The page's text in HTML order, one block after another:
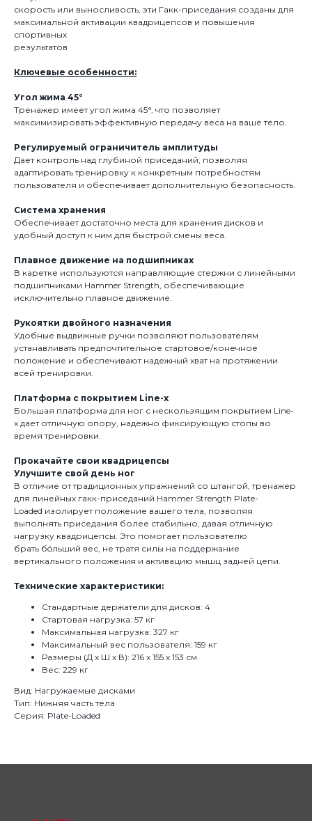
скорость или выносливость, эти Гакк-приседания созданы для
максимальной активации квадрицепсов и повышения
спортивных
результатов
Ключевые особенности:
Угол жима 45°
Тренажер имеет угол жима 45°, что позволяет
максимизировать эффективную передачу веса на ваше тело.
Регулируемый ограничитель амплитуды
Дает контроль над глубиной приседаний, позволяя
адаптировать тренировку к конкретным потребностям
пользователя и обеспечивает дополнительную безопасность.
Система хранения
Обеспечивает достаточно места для хранения дисков и
удобный доступ к ним для быстрой смены веса.
Плавное движение на подшипниках
В каретке используются направляющие стержни с линейными
подшипниками Hammer Strength, обеспечивающие
исключительно плавное движение.
Рукоятки двойного назначения
Удобные выдвижные ручки позволяют пользователям
устанавливать предпочтительное стартовое/конечное
положение и обеспечивают надежный хват на протяжении
всей тренировки.
Платформа с покрытием Line-x
Большая платформа для ног с нескользящим покрытием Line-
x дает отличную опору, надежно фиксирующую стопы во
время тренировки.
Прокачайте свои квадрицепсы
Улучшите свой день ног
В отличие от традиционных упражнений со штангой, тренажер
для линейных гакк-приседаний Hammer Strength Plate-
Loaded изолирует положение вашего тела, позволяя
выполнять приседания более стабильно, давая отличную
нагрузку квадрицепсы. Это помогает пользователю
брать бóльший вес, не тратя силы на поддержание
вертикального положения и активацию мышц задней цепи.
Технические характеристики:
Стандартные держатели для дисков: 4
Стартовая нагрузка: 57 кг
Максимальная нагрузка: 327 кг
Максимальный вес пользователя: 159 кг
Размеры (Д х Ш х В): 216 x 155 x 153 см
Вес: 229 кг
Вид: Нагружаемые дисками
Тип: Нижняя часть тела
Серия: Plate-Loaded